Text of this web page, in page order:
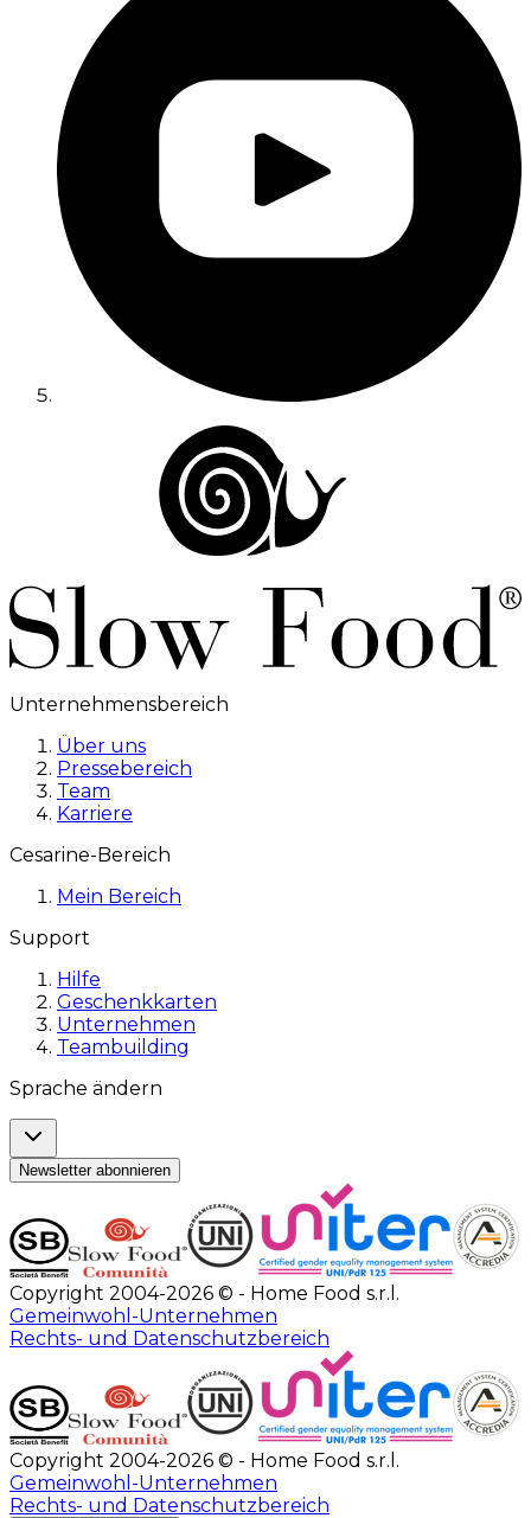
Unternehmensbereich
Über uns
Pressebereich
Team
Karriere
Cesarine-Bereich
Mein Bereich
Support
Hilfe
Geschenkkarten
Unternehmen
Teambuilding
Sprache ändern
Newsletter abonnieren
Copyright 2004-2026 © - Home Food s.r.l.
Gemeinwohl-Unternehmen
Rechts- und Datenschutzbereich
Copyright 2004-2026 © - Home Food s.r.l.
Gemeinwohl-Unternehmen
Rechts- und Datenschutzbereich